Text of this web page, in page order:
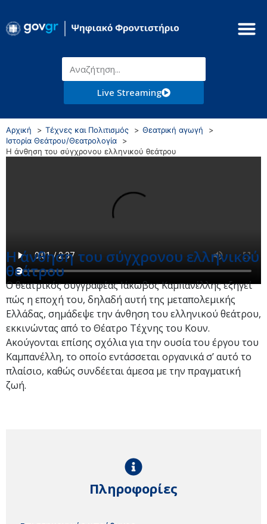
Live Streaming
Αρχική Τέχνες και Πολιτισμός
Θεατρική αγωγή
Ιστορία Θεάτρου/Θεατρολογία
Η άνθηση του σύγχρονου ελληνικού θεάτρου
Η άνθηση του σύγχρονου ελληνικού
θεάτρου
Ο θεατρικός συγγραφέας Ιάκωβος Καμπανἐλλης εξηγεί
πώς η εποχή του, δηλαδή αυτή της μεταπολεμικής
Ελλάδας, σημάδεψε την άνθηση του ελληνικού θεάτρου,
εκκινώντας από το Θέατρο Τέχνης του Κουν.
Ακούγονται επίσης σχόλια για την ουσία του έργου του
Καμπανέλλη, το οποίο εντάσσεται οργανικά σ’ αυτό το
πλαίσιο, καθώς συνδέεται άμεσα με την πραγματική
ζωή.
Πληροφορίες